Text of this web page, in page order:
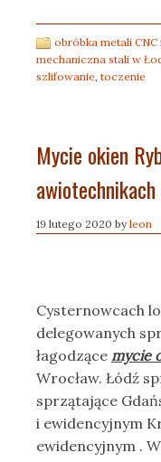
obróbka metali
mechaniczna stali w
szlifowanie, toczenie
Mycie okien
awiotechnikach
19 lutego 2020 byleon
Cysternowcach
delegowanych
łagodzące mycie
Wrocław. Łódź
sprzątające
i ewidencyjnym
ewidencyjnym .